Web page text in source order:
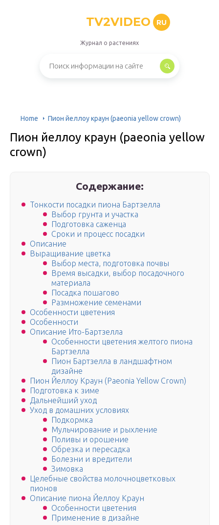
TV2VIDEO RU
Журнал о растениях
Home Пион йеллоу краун (paeonia yellow crown)
Пион йеллоу краун (paeonia yellow
crown)
Содержание:
Тонкости посадки пиона Бартзелла
Выбор грунта и участка
Подготовка саженца
Сроки и процесс посадки
Описание
Выращивание цветка
Выбор места, подготовка почвы
Время высадки, выбор посадочного
материала
Посадка пошагово
Размножение семенами
Особенности цветения
Особенности
Описание Ито-Бартзелла
Особенности цветения желтого пиона
Бартзелла
Пион Бартзелла в ландшафтном
дизайне
Пион Йеллоу Краун (Paeonia Yellow Crown)
Подготовка к зиме
Дальнейший уход
Уход в домашних условиях
Подкормка
Мульчирование и рыхление
Поливы и орошение
Обрезка и пересадка
Болезни и вредители
Зимовка
Целебные свойства молочноцветковых
пионов
Описание пиона Йеллоу Краун
Особенности цветения
Применение в дизайне